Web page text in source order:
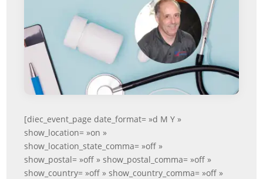
[diec_event_page date_format= »d M Y »
show_location= »on »
show_location_state_comma= »off »
show_postal= »off » show_postal_comma= »off »
show_country= »off » show_country_comma= »off »